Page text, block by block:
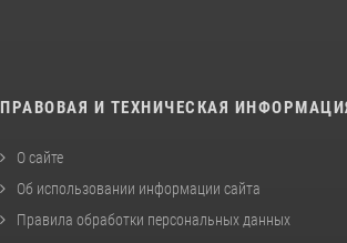
ПРАВОВАЯ И ТЕХНИЧЕСКАЯ
О сайте
Об использовании информации сайта
Правила обработки персональных данных